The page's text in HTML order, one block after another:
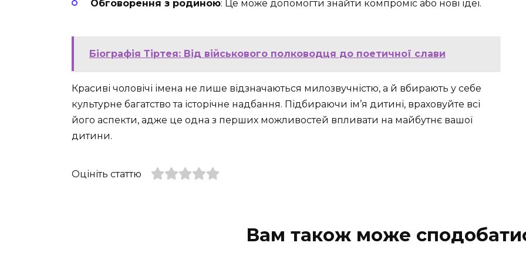
Обговорення з родиною: Це може допомогти знайти компроміс або нові ідеї.
Біографія Тіртея: Від військового полководця до поетичної слави
Красиві чоловічі імена не лише відзначаються милозвучністю, а й вбирають у себе
культурне багатство та історічне надбання. Підбираючи ім’я дитині, враховуйте всі
його аспекти, адже це одна з перших можливостей впливати на майбутнє вашої
дитини.
Оцініть статтю
Вам також може